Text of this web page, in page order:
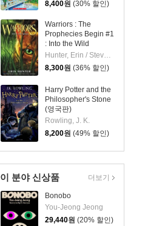
8,400원 (30% 할인)
Warriors : The
Prophecies Begin #1
: Into the Wild
Hunter, Erin / Stevenson, Dave
8,300원 (36% 할인)
Harry Potter and the
Philosopher's Stone
(영국판)
Rowling, J. K.
8,200원 (49% 할인)
이 분야 신상품
Bonobo
You-Jeong Jeong
29,440원 (20% 할인)
더보기